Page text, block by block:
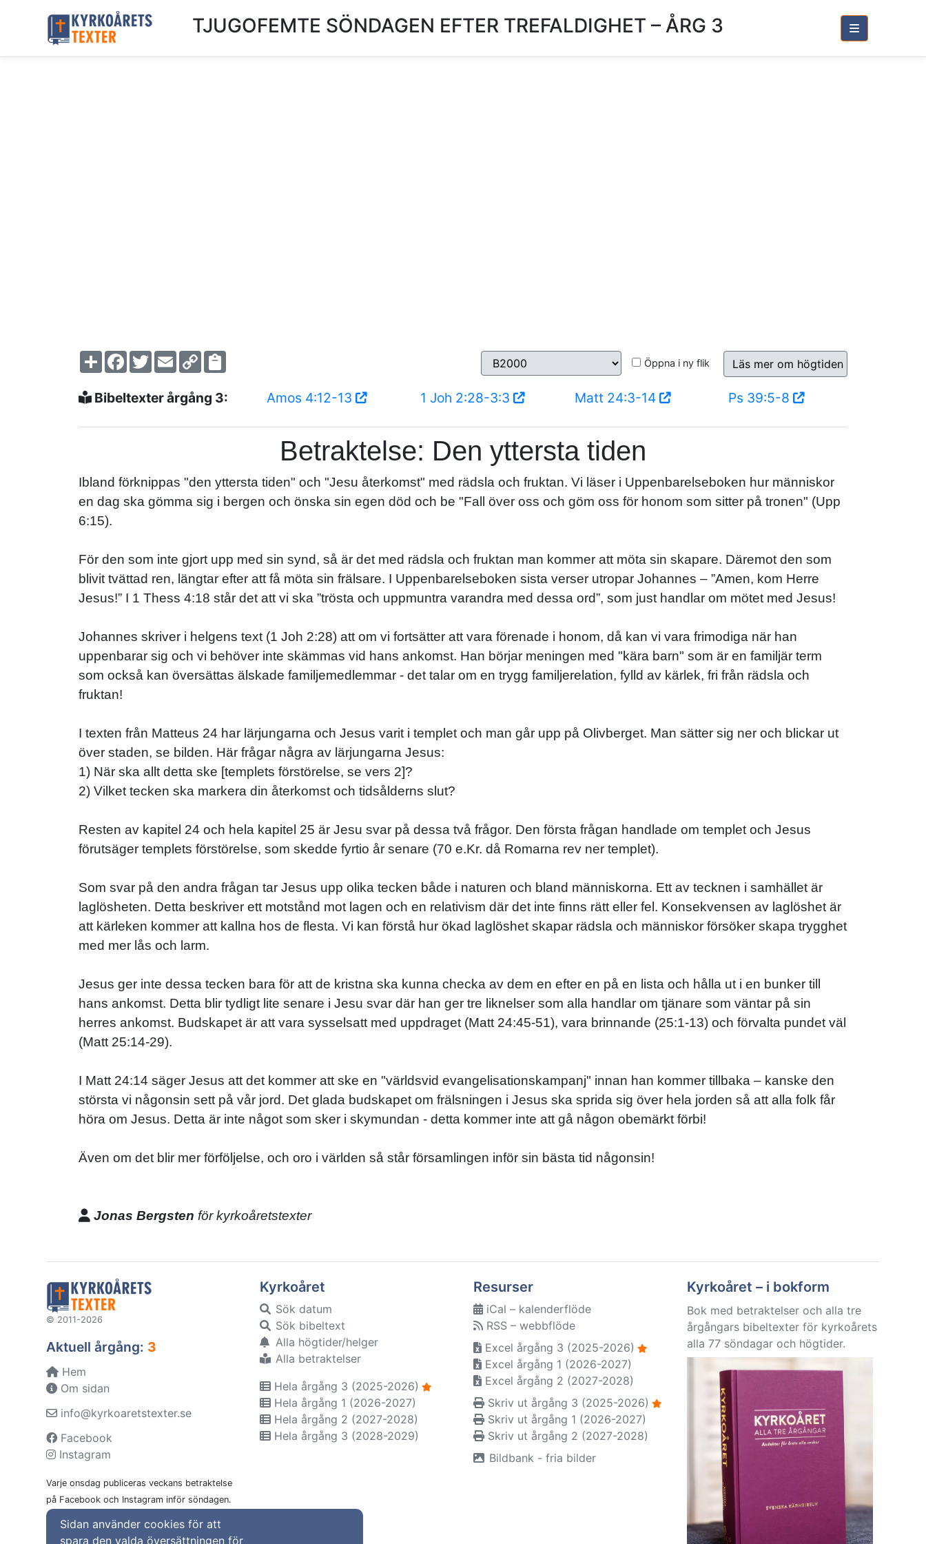
TJUGOFEMTE SÖNDAGEN EFTER TREFALDIGHET – ÅRG 3
ShareFacebook
TwitterEmailCopy
Link Öppna i ny flik Läs mer om högtiden
Bibeltexter årgång 3: Amos 4:12-13 1 Joh 2:28-3:3 Matt 24:3-14 Ps 39:5-8
Betraktelse: Den yttersta tiden
Ibland förknippas "den yttersta tiden" och "Jesu återkomst" med rädsla och fruktan. Vi läser i Uppenbarelseboken hur människor
en dag ska gömma sig i bergen och önska sin egen död och be "Fall över oss och göm oss för honom som sitter på tronen" (Upp
6:15).
För den som inte gjort upp med sin synd, så är det med rädsla och fruktan man kommer att möta sin skapare. Däremot den som
blivit tvättad ren, längtar efter att få möta sin frälsare. I Uppenbarelseboken sista verser utropar Johannes – ”Amen, kom Herre
Jesus!” I 1 Thess 4:18 står det att vi ska ”trösta och uppmuntra varandra med dessa ord”, som just handlar om mötet med Jesus!
Johannes skriver i helgens text (1 Joh 2:28) att om vi fortsätter att vara förenade i honom, då kan vi vara frimodiga när han
uppenbarar sig och vi behöver inte skämmas vid hans ankomst. Han börjar meningen med "kära barn" som är en familjär term
som också kan översättas älskade familjemedlemmar - det talar om en trygg familjerelation, fylld av kärlek, fri från rädsla och
fruktan!
I texten från Matteus 24 har lärjungarna och Jesus varit i templet och man går upp på Olivberget. Man sätter sig ner och blickar ut
över staden, se bilden. Här frågar några av lärjungarna Jesus:
1) När ska allt detta ske [templets förstörelse, se vers 2]?
2) Vilket tecken ska markera din återkomst och tidsålderns slut?
Resten av kapitel 24 och hela kapitel 25 är Jesu svar på dessa två frågor. Den första frågan handlade om templet och Jesus
förutsäger templets förstörelse, som skedde fyrtio år senare (70 e.Kr. då Romarna rev ner templet).
Som svar på den andra frågan tar Jesus upp olika tecken både i naturen och bland människorna. Ett av tecknen i samhället är
laglösheten. Detta beskriver ett motstånd mot lagen och en relativism där det inte finns rätt eller fel. Konsekvensen av laglöshet är
att kärleken kommer att kallna hos de flesta. Vi kan förstå hur ökad laglöshet skapar rädsla och människor försöker skapa trygghet
med mer lås och larm.
Jesus ger inte dessa tecken bara för att de kristna ska kunna checka av dem en efter en på en lista och hålla ut i en bunker till
hans ankomst. Detta blir tydligt lite senare i Jesu svar där han ger tre liknelser som alla handlar om tjänare som väntar på sin
herres ankomst. Budskapet är att vara sysselsatt med uppdraget (Matt 24:45-51), vara brinnande (25:1-13) och förvalta pundet väl
(Matt 25:14-29).
I Matt 24:14 säger Jesus att det kommer att ske en "världsvid evangelisationskampanj" innan han kommer tillbaka – kanske den
största vi någonsin sett på vår jord. Det glada budskapet om frälsningen i Jesus ska sprida sig över hela jorden så att alla folk får
höra om Jesus. Detta är inte något som sker i skymundan - detta kommer inte att gå någon obemärkt förbi!
Även om det blir mer förföljelse, och oro i världen så står församlingen inför sin bästa tid någonsin!
Jonas Bergsten för kyrkoåretstexter
© 2011-2026
Aktuell årgång: 3
Hem
Om sidan
info@kyrkoaretstexter.se
Facebook
Instagram
Varje onsdag publiceras veckans betraktelse
på Facebook och Instagram inför söndagen.
Kyrkoåret
Sök datum
Sök bibeltext
Alla högtider/helger
Alla betraktelser
Hela årgång 3 (2025-2026)
Hela årgång 1 (2026-2027)
Hela årgång 2 (2027-2028)
Hela årgång 3 (2028-2029)
Resurser
iCal – kalenderflöde
RSS – webbflöde
Excel årgång 3 (2025-2026)
Excel årgång 1 (2026-2027)
Excel årgång 2 (2027-2028)
Skriv ut årgång 3 (2025-2026)
Skriv ut årgång 1 (2026-2027)
Skriv ut årgång 2 (2027-2028)
Bildbank - fria bilder
Kyrkoåret – i bokform
Bok med betraktelser och alla tre
årgångars bibeltexter för kyrkoårets
alla 77 söndagar och högtider.
Sidan använder cookies för att
spara den valda översättningen för